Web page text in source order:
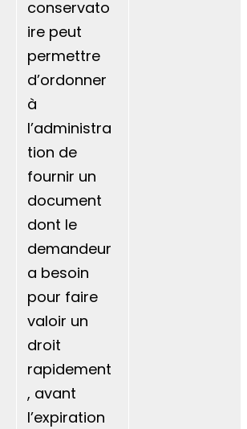
conservato
ire peut
permettre
d’ordonner
à
l’administra
tion de
fournir un
document
dont le
demandeur
a besoin
pour faire
valoir un
droit
rapidement
, avant
l’expiration